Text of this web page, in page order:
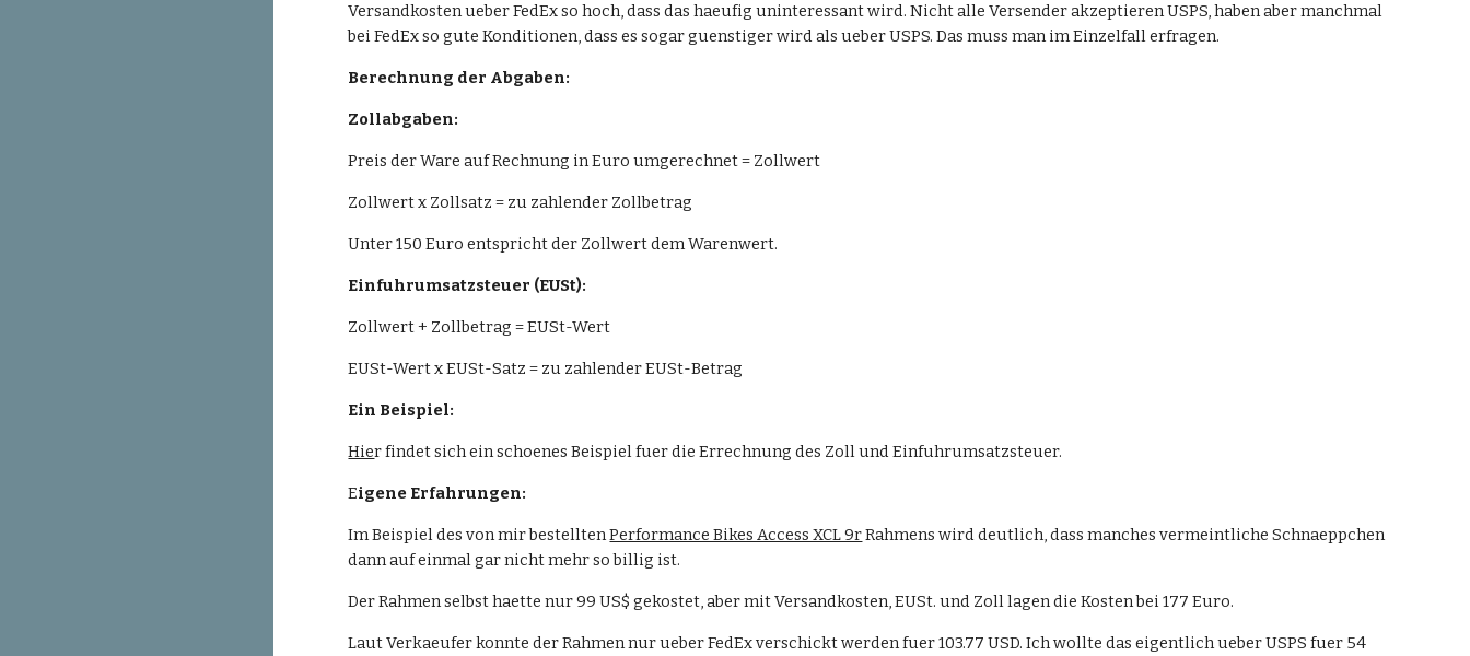
Versandkosten ueber FedEx so hoch, dass das haeufig uninteressant wird. Nicht alle Versender akzeptieren USPS, haben aber manchmal
bei FedEx so gute Konditionen, dass es sogar guenstiger wird als ueber USPS. Das muss man im Einzelfall erfragen.
Berechnung der Abgaben:
Zollabgaben:
Preis der Ware auf Rechnung in Euro umgerechnet = Zollwert
Zollwert x Zollsatz = zu zahlender Zollbetrag
Unter 150 Euro entspricht der Zollwert dem Warenwert.
Einfuhrumsatzsteuer (EUSt):
Zollwert + Zollbetrag = EUSt-Wert
EUSt-Wert x EUSt-Satz = zu zahlender EUSt-Betrag
Ein Beispiel:
Hier findet sich ein schoenes Beispiel fuer die Errechnung des Zoll und Einfuhrumsatzsteuer.
Eigene Erfahrungen:
Im Beispiel des von mir bestellten Performance Bikes Access XCL 9r Rahmens wird deutlich, dass manches vermeintliche Schnaeppchen
dann auf einmal gar nicht mehr so billig ist.
Der Rahmen selbst haette nur 99 US$ gekostet, aber mit Versandkosten, EUSt. und Zoll lagen die Kosten bei 177 Euro.
Laut Verkaeufer konnte der Rahmen nur ueber FedEx verschickt werden fuer 103.77 USD. Ich wollte das eigentlich ueber USPS fuer 54